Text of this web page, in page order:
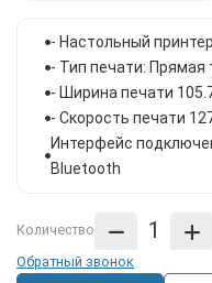
- Настольный
- Тип печати: Прямая
- Ширина печати
- Скорость печати
Интерфейс
Bluetooth
Количество
Обратный звонок